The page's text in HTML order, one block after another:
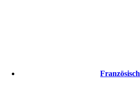
Französisch